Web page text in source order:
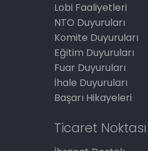
Lobi Faaliyetleri
NTO Duyuruları
Komite Duyuruları
Eğitim Duyuruları
Fuar Duyuruları
İhale Duyuruları
Başarı Hikayeleri
Ticaret Noktası